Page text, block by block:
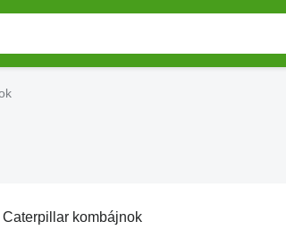
Caterpillar kombájnok